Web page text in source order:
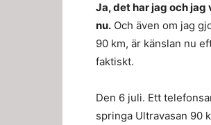
Ja, det har jag och
nu. Och även om jag
90 km, är känslan nu
faktiskt.
Den 6 juli. Ett
springa Ultravasan 90